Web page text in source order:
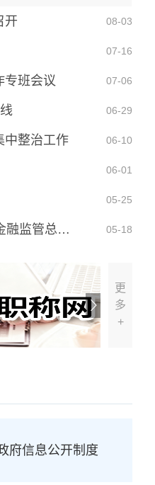
开 08-03
07-16
专班会议 07-06
06-29
中整治工作 06-10
06-01
05-25
人力资源社会保障部 中央网信办 教育部 公安部 金融监管总局联合发布警惕“招转培”“培训贷”等风险提示 05-18
更
多
+
府信息公开制度